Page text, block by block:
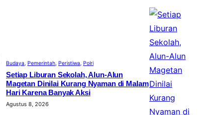
Budaya, Pemerintah, Peristiwa, Polri
Setiap Liburan Sekolah, Alun-Alun
Magetan Dinilai Kurang Nyaman di Malam
Hari Karena Banyak Aksi
Agustus 8, 2026